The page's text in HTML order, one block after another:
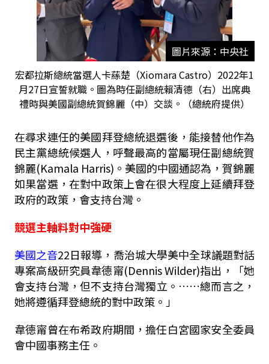
圖片來源：中央社
宏都拉斯總統當選人卡蕬楚（Xiomara Castro）2022年1
月27日宣誓就職。圖為時任副總統賴清德（右）出席典
禮時與美國副總統賀錦麗（中）交談。（總統府提供）
在尋求連任的美國拜登總統退選後，能接替他作為
民主黨總統候選人，呼聲最高的當屬現任副總統賀
錦麗(Kamala Harris)。美國的中國通認為，賀錦麗
如果當選，在對中政策上會在很大程度上延續拜登
政府的政策，會支持台灣。
競選主軸料對中強硬
美國之音22日報導，喬治城大學美中全球議題對話
專案高級研究員韋德甯(Dennis Wilder)指出，「她
會支持台灣，但不支持台灣獨立。……總而言之，
她將遵循拜登總統的對中政策。」
韋德甯曾在布希政府期間，擔任白宮國家安全委員
會中國事務主任。